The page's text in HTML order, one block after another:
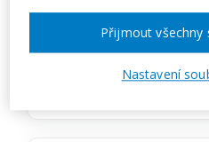
CENA
2150 Kč
Zobrazit akci na
Nastavení
Přijmout všechny